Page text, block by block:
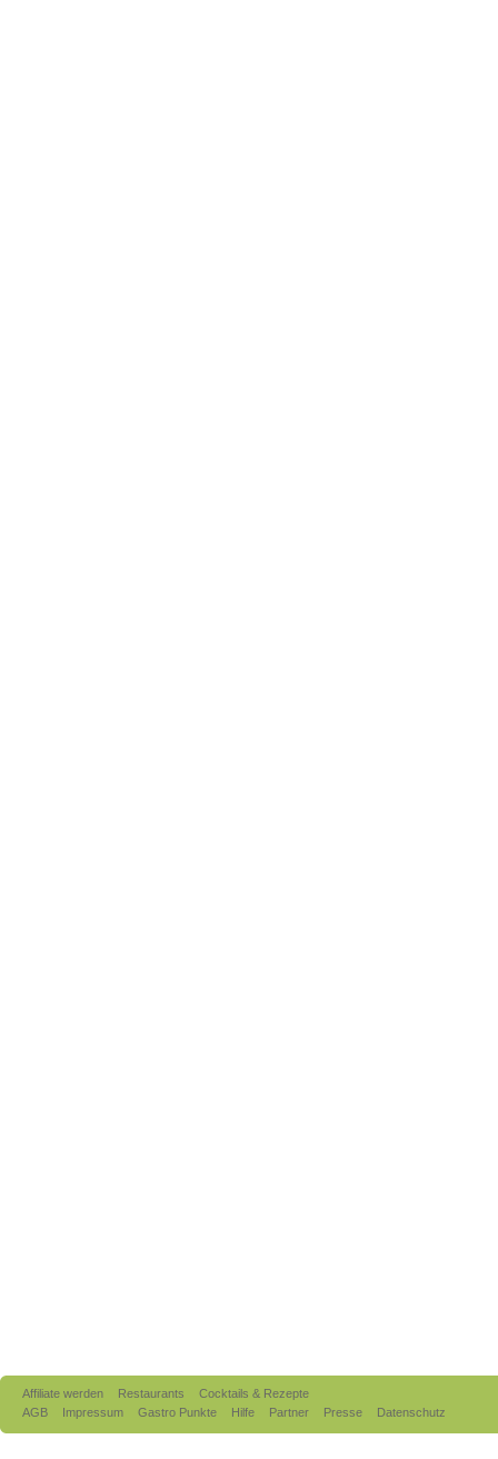
Affiliate werden Restaurants
Cocktails & Rezepte
AGB
Impressum Gastro Punkte Hilfe Partner Presse Datenschutz